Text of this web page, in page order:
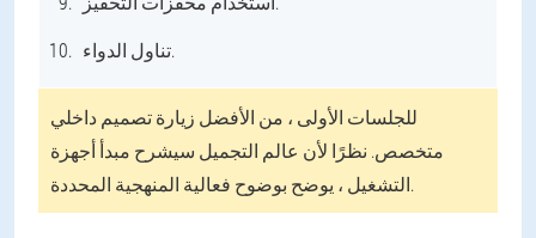
تناول الدواء.
للجلسات الأولى ، من الأفضل زيارة تصميم داخلي
متخصص. نظرًا لأن عالم التجميل سيشرح مبدأ أجهزة
التشغيل ، يوضح بوضوح فعالية المنهجية المحددة.